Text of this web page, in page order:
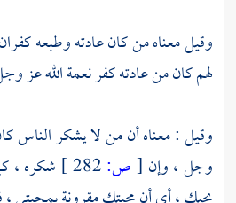
وقيل معناه من كان عادته وطبعه
لهم كان من عادته كفر نعمة الله عز
وقيل : معناه أن من لا يشكر الناس
وجل ، وإن [ص:
شكره ،